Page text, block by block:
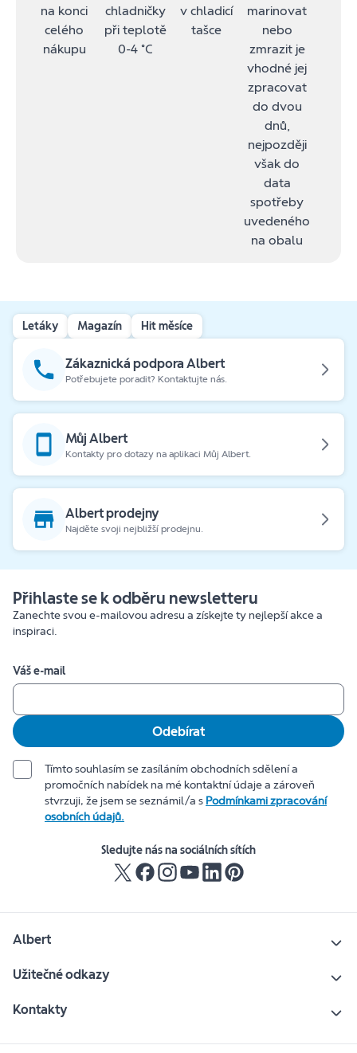
na konci
celého
nákupu
chladničky
při teplotě
0-4 ˚C
v chladicí
tašce
marinovat
nebo
zmrazit je
vhodné jej
zpracovat
do dvou
dnů,
nejpozději
však do
data
spotřeby
uvedeného
na obalu
Letáky Magazín Hit měsíce
Zákaznická podpora Albert
Potřebujete poradit? Kontaktujte nás.
Můj Albert
Kontakty pro dotazy na aplikaci Můj Albert.
Albert prodejny
Najděte svoji nejbližší prodejnu.
Přihlaste se k odběru newsletteru
Zanechte svou e-mailovou adresu a získejte ty nejlepší akce a
inspiraci.
Váš e-mail
Odebírat
Tímto souhlasím se zasíláním obchodních sdělení a
promočních nabídek na mé kontaktní údaje a zároveň
stvrzuji, že jsem se seznámil/a s Podmínkami zpracování
osobních údajů.
Sledujte nás na sociálních sítích
Albert
Užitečné odkazy
Kontakty